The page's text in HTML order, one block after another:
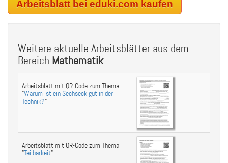
Arbeitsblatt bei eduki.com kaufen
Weitere aktuelle Arbeitsblätter aus dem
Bereich Mathematik:
Arbeitsblatt mit QR-Code zum Thema
"Warum ist ein Sechseck gut in der
Technik?"
Arbeitsblatt mit QR-Code zum Thema
"Teilbarkeit"